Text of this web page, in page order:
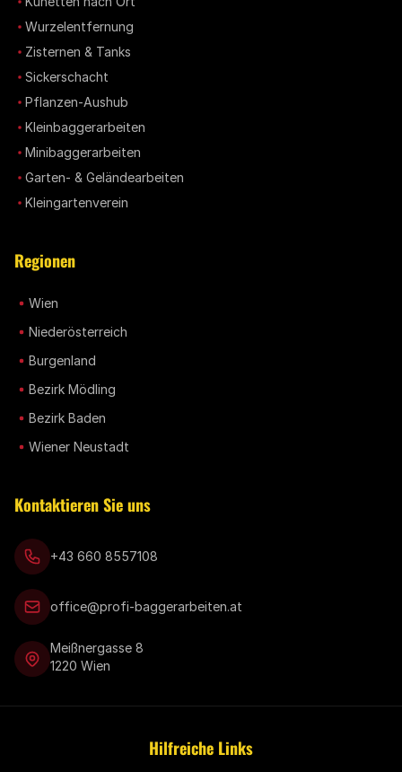
Wurzelentfernung
Zisternen & Tanks
Sickerschacht
Pflanzen-Aushub
Kleinbaggerarbeiten
Minibaggerarbeiten
Garten- & Geländearbeiten
Kleingartenverein
Regionen
Wien
Niederösterreich
Burgenland
Bezirk Mödling
Bezirk Baden
Wiener Neustadt
Kontaktieren Sie uns
+43 660 8557108
office@profi-baggerarbeiten.at
Meißnergasse 8
1220 Wien
Hilfreiche Links